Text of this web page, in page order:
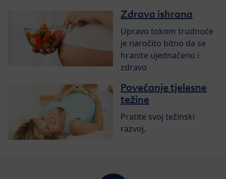
Zdrava ishrana
Upravo tokom trudnoće
je naročito bitno da se
hranite ujednačeno i
zdravo
Povećanje tjelesne
težine
Pratite svoj težinski
razvoj.